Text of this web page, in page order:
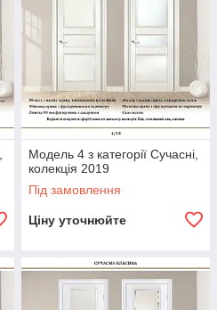
Модель 4 з категорії Сучасні,
колекція 2019
Під замовлення
Ціну уточнюйте